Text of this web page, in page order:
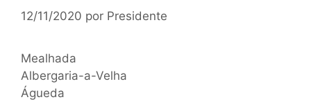
12/11/2020 por Presidente
Mealhada
Albergaria-a-Velha
Águeda